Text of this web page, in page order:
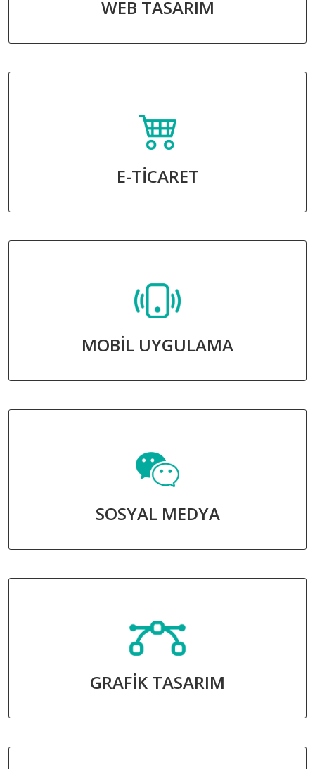
WEB TASARIM
E-TİCARET
MOBİL UYGULAMA
SOSYAL MEDYA
GRAFİK TASARIM